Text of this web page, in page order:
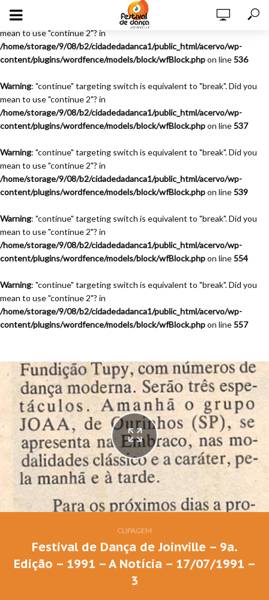
Warning
: "continue" targeting switch is equivalent to "break". Did you
mean to use "continue 2"? in
/home/storage/9/08/b2/cidadedadanca1/public_html/acervo/wp-
content/plugins/wordfence/models/block/wfBlock.phpon line536
Warning: "continue" targeting switch is equivalent to "break". Did you
mean to use "continue 2"? in
/home/storage/9/08/b2/cidadedadanca1/public_html/acervo/wp-
content/plugins/wordfence/models/block/wfBlock.phpon line537
Warning: "continue" targeting switch is equivalent to "break". Did you
mean to use "continue 2"? in
/home/storage/9/08/b2/cidadedadanca1/public_html/acervo/wp-
content/plugins/wordfence/models/block/wfBlock.phpon line539
Warning: "continue" targeting switch is equivalent to "break". Did you
mean to use "continue 2"? in
/home/storage/9/08/b2/cidadedadanca1/public_html/acervo/wp-
content/plugins/wordfence/models/block/wfBlock.phpon line554
Warning: "continue" targeting switch is equivalent to "break". Did you
mean to use "continue 2"? in
/home/storage/9/08/b2/cidadedadanca1/public_html/acervo/wp-
content/plugins/wordfence/models/block/wfBlock.phpon line557
Festival de Dança de Joinville - 9a. Edição - 1991
CLIPAGEM
Festival de Dança de Joinville – 9a.
Edição – 1991 – A Notícia – 17/07/1991 –
3